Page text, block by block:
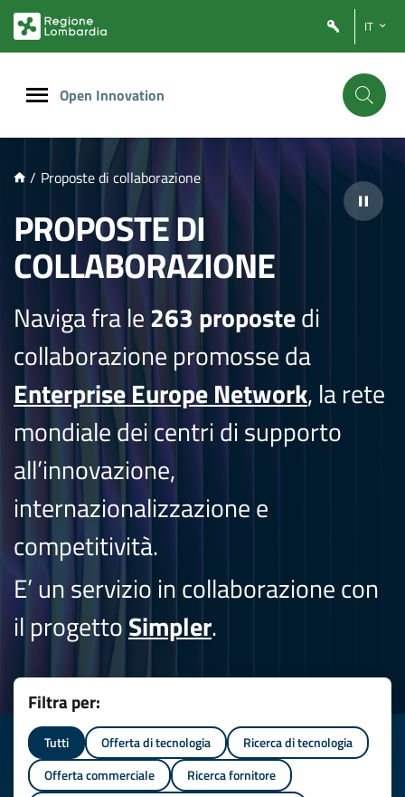
PRINCIPALE
IT
Open Innovation
/ Proposte di collaborazione
PROPOSTE DI
COLLABORAZIONE
Naviga fra le263 propostedi
collaborazione promosse da
Enterprise Europe Network, la rete
mondiale dei centri di supporto
all’innovazione,
internazionalizzazione e
competitività.
E’ un servizio in collaborazione con
il progettoSimpler.
Filtra per:
Tutti Offerta di tecnologia
Ricerca di tecnologia
Offerta commerciale
Ricerca fornitore